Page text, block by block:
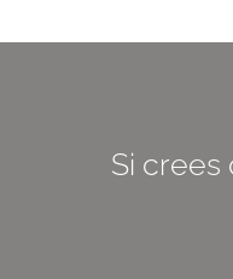
Si crees